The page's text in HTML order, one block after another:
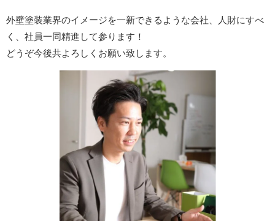
外壁塗装業界のイメージを一新できるような会社、人財にすべ
く、社員一同精進して参ります！
どうぞ今後共よろしくお願い致します。